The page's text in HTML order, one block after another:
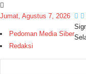
Jumat, Agustus 7, 2026
Pedoman Media Siber
Redaksi